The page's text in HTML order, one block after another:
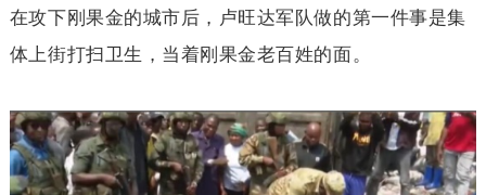
在攻下刚果金的城市后，卢旺达军队做的第一件事是集
体上街打扫卫生，当着刚果金老百姓的面。